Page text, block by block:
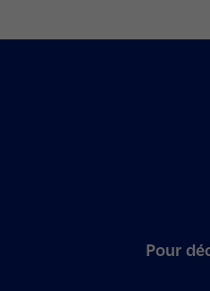
Pour